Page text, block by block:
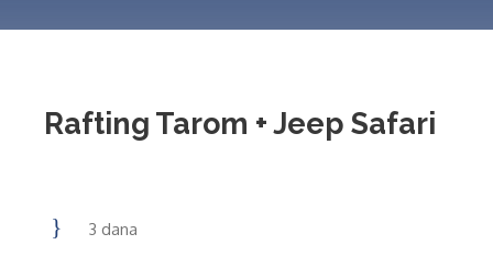
Rafting Tarom + Jeep Safari
3 dana